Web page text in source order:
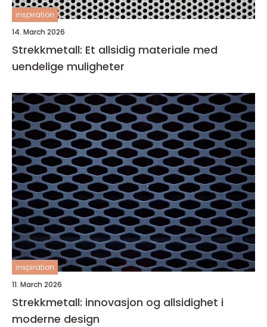
inspiration
14. March 2026
Strekkmetall: Et allsidig materiale med
uendelige muligheter
inspiration
11. March 2026
Strekkmetall: innovasjon og allsidighet i
moderne design